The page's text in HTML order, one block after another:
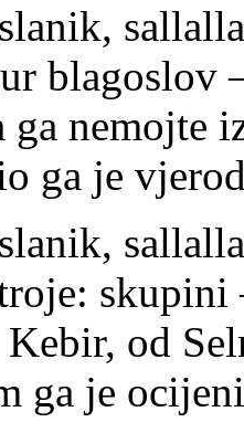
ga nemojte
ga je
od
ga je